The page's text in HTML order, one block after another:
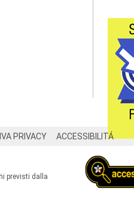
PRIVACY ACCESSIBILITÁ
previsti dalla